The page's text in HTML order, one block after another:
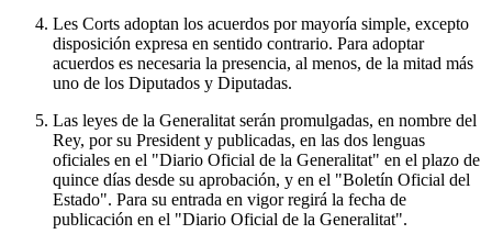
Les Corts adoptan los acuerdos por mayoría simple, excepto
disposición expresa en sentido contrario. Para adoptar
acuerdos es necesaria la presencia, al menos, de la mitad más
uno de los Diputados y Diputadas.
Las leyes de la Generalitat serán promulgadas, en nombre del
Rey, por su President y publicadas, en las dos lenguas
oficiales en el "Diario Oficial de la Generalitat" en el plazo de
quince días desde su aprobación, y en el "Boletín Oficial del
Estado". Para su entrada en vigor regirá la fecha de
publicación en el "Diario Oficial de la Generalitat".